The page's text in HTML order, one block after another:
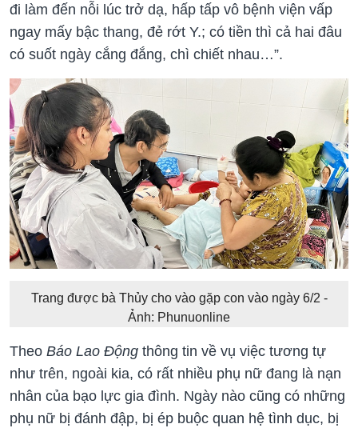
đi làm đến nỗi lúc trở dạ, hấp tấp vô bệnh viện vấp
ngay mấy bậc thang, đẻ rớt Y.; có tiền thì cả hai đâu
có suốt ngày cắng đắng, chì chiết nhau…”.
Trang được bà Thủy cho vào gặp con vào ngày 6/2 -
Ảnh: Phunuonline
Theo Báo Lao Động thông tin về vụ việc tương tự
như trên, ngoài kia, có rất nhiều phụ nữ đang là nạn
nhân của bạo lực gia đình. Ngày nào cũng có những
phụ nữ bị đánh đập, bị ép buộc quan hệ tình dục, bị